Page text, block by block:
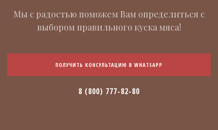
Мы с радостью поможем Вам определиться с
выбором правильного куска мяса!
ПОЛУЧИТЬ КОНСУЛЬТАЦИЮ В WHATSAPP
8 (800) 777-82-80